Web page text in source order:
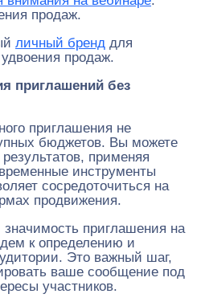
продаж.
личный бренд для
продаж.
приглашений без
приглашения не
бюджетов. Вы можете
применяя
инструменты
сосредоточиться на
продвижения.
значимость приглашения на
к определению и
Это важный шаг,
ваше сообщение под
участников.